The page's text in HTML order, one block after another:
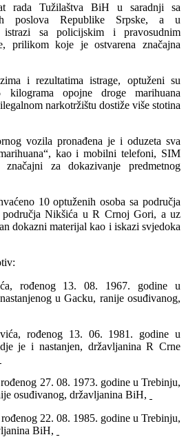
rada Tužilaštva BiH u saradnji sa
poslova Republike Srpske, a u
sa policijskim i pravosudnim
prilikom koje je ostvarena značajna
i rezultatima istrage, optuženi su
opojne droge marihuana
narkotržištu dostiže više stotina
vozila pronađena je i oduzeta sva
kao i mobilni telefoni, SIM
za dokazivanje predmetnog
10 optuženih osoba sa područja
Nikšića u R Crnoj Gori, a uz
dokazni materijal kao i iskazi svjedoka
rođenog 13. 08. 1967. godine u
u Gacku, ranije osuđivanog,
rođenog 13. 06. 1981. godine u
je i nastanjen, državljanina R Crne
27. 08. 1973. godine u Trebinju,
osuđivanog, državljanina BiH,
22. 08. 1985. godine u Trebinju,
BiH,